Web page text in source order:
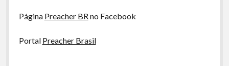
Página Preacher BRno Facebook
Portal Preacher Brasil